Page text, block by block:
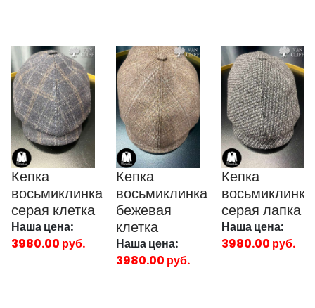
Кепка
восьмиклинка
серая клетка
Наша цена:
3980.00 руб.
Кепка
восьмиклинка
бежевая
клетка
Наша цена:
3980.00 руб.
Кепка
восьмиклинка
серая лапка
Наша цена:
3980.00 руб.